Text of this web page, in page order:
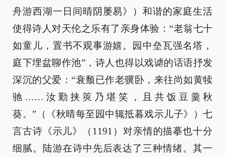
舟游西湖一日间晴阴屡易》）和谐的家庭生活
使得诗人对天伦之乐有了亲身体验：“老翁七十
如童儿，置书不观事游嬉。园中垒瓦强名塔，
庭下埋盆聊作池”，诗人也得以戏谑的话语抒发
深沉的父爱：“衰颓已作老骥卧，来往尚如黄犊
驰……汝勤挟筴乃堪笑，且共饭豆羹秋
葵。”（《秋晴每至园中辄抵暮戏示儿子》）七
言古诗《示儿》（1191）对亲情的描摹也十分
细腻。陆游在诗中先后表达了三种情绪。其一